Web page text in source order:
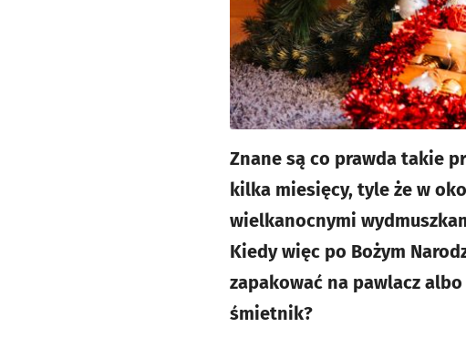
Znane są co prawda takie
kilka miesięcy, tyle że w
wielkanocnymi
Kiedy więc po Bożym
zapakować na pawlacz
śmietnik?